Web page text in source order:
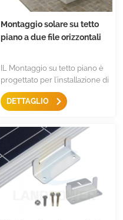
Montaggio solare su tetto
piano a due file orizzontali
IL Montaggio su tetto piano è
progettato per l'installazione di
pannelli solari a due file su
tetto piano, sono dotati di
morsetto terminale ecc., meno
componenti. Sia per
installazioni residenziali che
commerciali.
DETTAGLIO